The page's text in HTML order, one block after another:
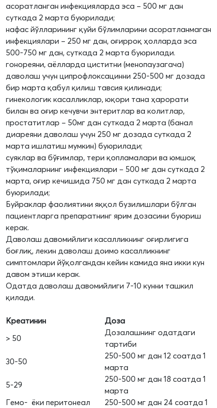
асоратланган инфекцияларда эса – 500 мг дан
суткада 2 марта буюрилади;
нафас йўлларининг қуйи бўлимларини асоратланмаган
инфекциялари – 250 мг дан, оғирроқ ҳолларда эса
500-750 мг дан, суткада 2 марта буюрилади.
гонореяни, аёлларда циститни (менопаузагача)
даволаш учун ципрофлоксацинни 250-500 мг дозада
бир марта қабул қилиш тавсия қилинади;
гинекологик касалликлар, юқори тана ҳарорати
билан ва оғир кечувчи энтеритлар ва колитлар,
простатитлар – 50мг дан суткада 2 марта (банал
диареяни даволаш учун 250 мг дозада суткада 2
марта ишлатиш мумкин) буюрилади;
суяклар ва бўғимлар, тери қопламалари ва юмшоқ
тўқималарнинг инфекциялари – 500 мг дан суткада 2
марта, оғир кечишида 750 мг дан суткада 2 марта
буюрилади;
Буйраклар фаолиятини яққол бузилишлари бўлган
пациентларга препаратнинг ярим дозасини буюриш
керак.
Даволаш давомийлиги касалликнинг оғирлигига
боғлиқ, лекин даволаш доимо касалликнинг
симптомлари йўқолгандан кейин камида яна икки кун
давом этиши керак.
Одатда даволаш давомийлиги 7-10 кунни ташкил
қилади.
Креатинин
Доза
> 50
Дозалашнинг одатдаги
тартиби
30-50
250-500 мг дан 12 соатда 1
марта
5-29
250-500 мг дан 18 соатда 1
марта
Гемо- ёки перитонеал
250-500 мг дан 24 соатда 1